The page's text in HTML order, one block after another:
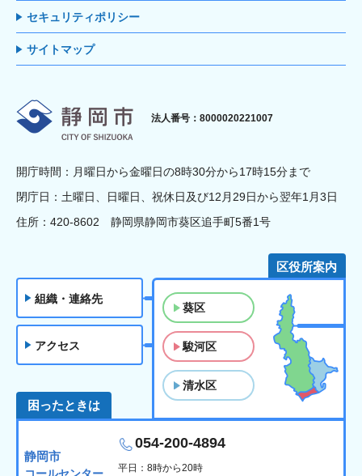
セキュリティポリシー
サイトマップ
静岡市
法人番号：8000020221007
開庁時間：月曜日から金曜日の8時30分から17時15分まで
閉庁日：土曜日、日曜日、祝休日及び12月29日から翌年1月3日
住所：420-8602 静岡県静岡市葵区追手町5番1号
組織・連絡先
アクセス
区役所案内
葵区
駿河区
清水区
困ったときは
静岡市
054-200-4894
平日：8時から20時